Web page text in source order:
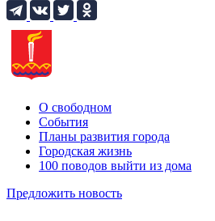
О свободном
События
Планы развития города
Городская жизнь
100 поводов выйти из дома
Предложить новость